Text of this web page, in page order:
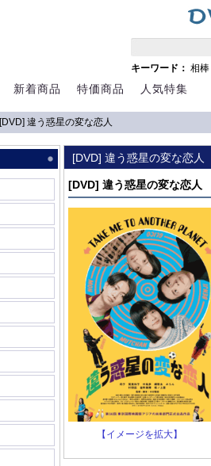
キーワード： 相棒
新着商品 特価商品 人気特集
[DVD] 違う惑星の変な恋人
[DVD] 違う惑星の変な恋人
[DVD] 違う惑星の変な恋人
【イメージを拡大】